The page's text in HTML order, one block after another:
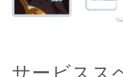
サービスス